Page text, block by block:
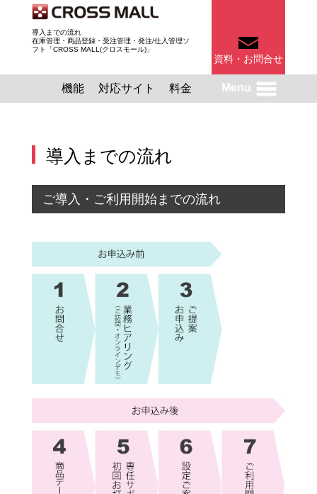
導入までの流れ
在庫管理・商品登録・受注管理・発注/仕入管理ソ
フト「CROSS MALL(クロスモール)」
資料・お問合せ
機能 対応サイト 料金 Menu
導入までの流れ
ご導入・ご利用開始までの流れ